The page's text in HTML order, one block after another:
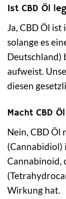
Ist CBD Öl
Ja, CBD Öl
solange es
Deutschland)
aufweist.
diesen
Macht CBD
Nein, CBD Öl
(Cannabidiol)
Cannabinoid,
Wirkung hat.